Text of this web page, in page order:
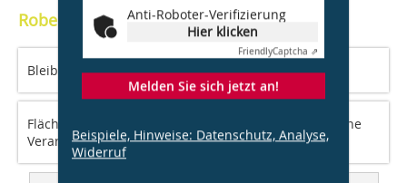
Robert Pichel, Neuss
Bleibleche werden seit Jahrhunderten verbaut.
Flächen aus Walzblei ist die traditionell-handwerkliche
Verarbeitung anzusehen.
Anti-Roboter-Verifizierung
Hier klicken
FriendlyCaptcha ⇗
Melden Sie sich jetzt an!
Beispiele, Hinweise: Datenschutz, Analyse,
Widerruf